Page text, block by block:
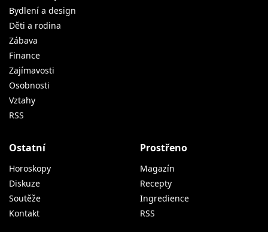
Bydlení a design
Děti a rodina
Zábava
Finance
Zajímavosti
Osobnosti
Vztahy
RSS
Ostatní
Horoskopy
Diskuze
Soutěže
Kontakt
Prostřeno
Magazín
Recepty
Ingredience
RSS